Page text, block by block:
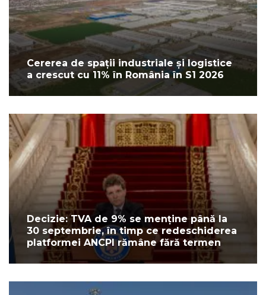
Cererea de spații industriale și logistice
a crescut cu 11% în România în S1 2026
Decizie: TVA de 9% se menține până la
30 septembrie, în timp ce redeschiderea
platformei ANCPI rămâne fără termen